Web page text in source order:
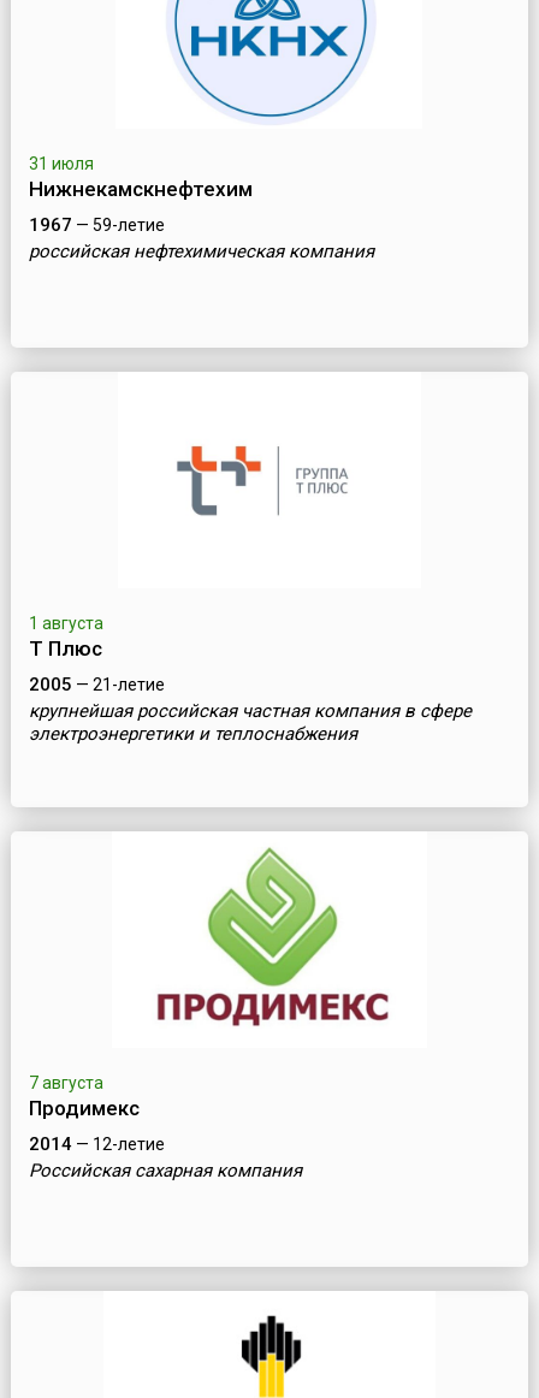
31 июля
Нижнекамскнефтехим
1967 — 59-летие
российская нефтехимическая компания
1 августа
Т Плюс
2005 — 21-летие
крупнейшая российская частная компания в cфере
электроэнергетики и теплоснабжения
7 августа
Продимекс
2014— 12-летие
Российская сахарная компания